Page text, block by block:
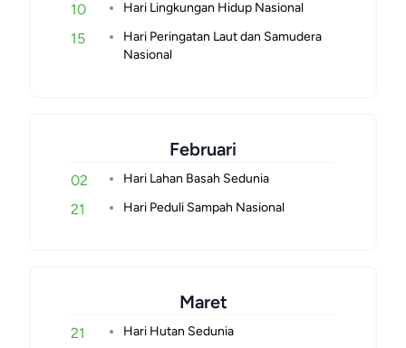
10 Hari Lingkungan Hidup Nasional
15
Hari Peringatan Laut dan Samudera
Nasional
Februari
02 Hari Lahan Basah Sedunia
21 Hari Peduli Sampah Nasional
Maret
21 Hari Hutan Sedunia